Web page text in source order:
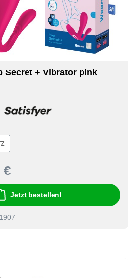
Secret + Vibrator pink
€
Jetzt bestellen!